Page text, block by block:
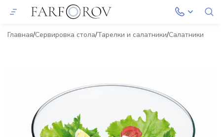
Главная Сервировка стола Тарелки и салатники Салатники